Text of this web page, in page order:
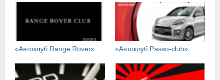
«Автоклуб Range Rover» «Автоклуб Passo-club»